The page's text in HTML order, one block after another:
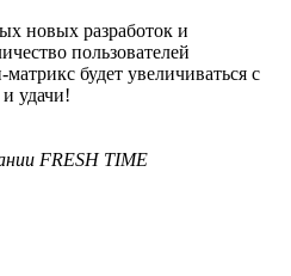
новых разработок и
пользователей
будет увеличиваться с
удачи!
FRESH TIME